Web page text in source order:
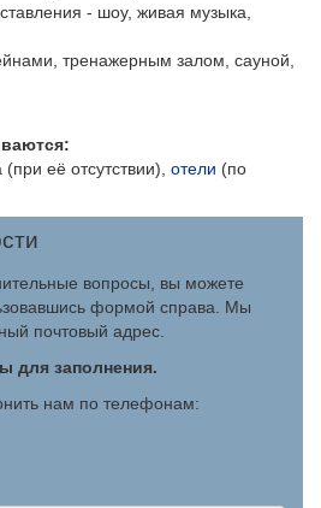
- шоу, живая музыка,
тренажерным залом, сауной,
её отсутствии), отели (по
вопросы, вы можете
формой справа. Мы
почтовый адрес.
для заполнения.
нам по телефонам: